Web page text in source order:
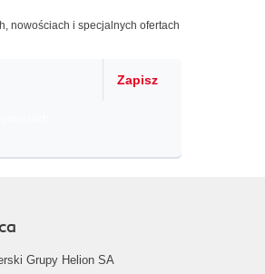
nowościach i specjalnych ofertach
Zapisz
Grupy Helion SA